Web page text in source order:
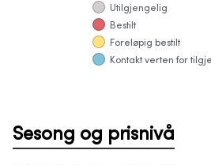
Utilgjengelig
Bestilt
Foreløpig bestilt
Kontakt verten for
Sesong og prisnivå